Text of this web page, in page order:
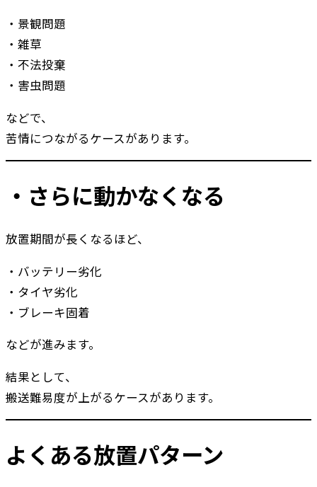
・景観問題
・雑草
・不法投棄
・害虫問題
などで、
苦情につながるケースがあります。
・さらに動かなくなる
放置期間が長くなるほど、
・バッテリー劣化
・タイヤ劣化
・ブレーキ固着
などが進みます。
結果として、
搬送難易度が上がるケースがあります。
よくある放置パターン